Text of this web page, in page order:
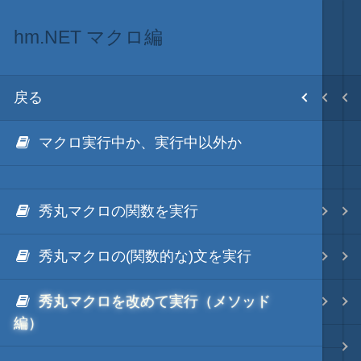
目次
テキスト AI
秀丸マクロ - jsmode
.NET・言語
.NET via C#
.NET via C#
hm.NET
hm.NET イントロダクション
hm.NET 入門編
hm.NET 入門編
戻る
入門編の基本となるクラス
hm.NET 編集エリア編
hm.NET マクロ編
hm.NET マクロ編
戻る
マクロ実行中か、実行中以外か
秀丸マクロの関数を実行
秀丸マクロの(関数的な)文を実行
秀丸マクロを改めて実行（メソッド
編）
hm.NET ファイル編
hm.NET アウトプット枠編